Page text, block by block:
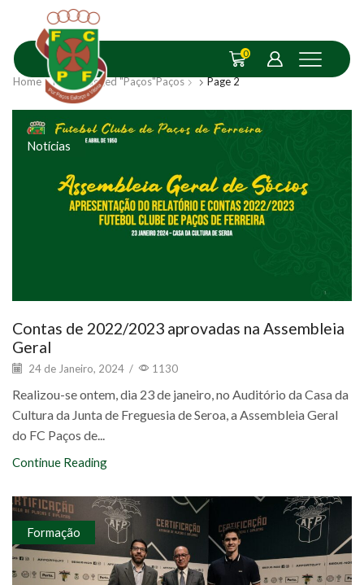
0
Home Posts Tagged "Paços"Paços Page 2
Notícias
Contas de 2022/2023 aprovadas na Assembleia
Geral
24 de Janeiro, 2024 / 1130
Realizou-se ontem, dia 23 de janeiro, no Auditório da Casa da
Cultura da Junta de Freguesia de Seroa, a Assembleia Geral
do FC Paços de...
Continue Reading
Formação